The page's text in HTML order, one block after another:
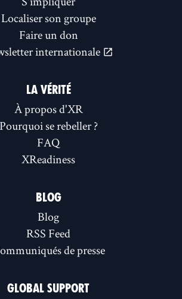
Localiser son groupe
Faire un don
internationale
LA VÉRITÉ
À propos d'XR
Pourquoi se rebeller ?
FAQ
XReadiness
BLOG
Blog
RSS Feed
de presse
GLOBAL SUPPORT